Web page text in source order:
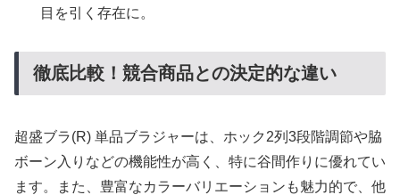
目を引く存在に。
徹底比較！競合商品との決定的な違い
超盛ブラ(R) 単品ブラジャーは、ホック2列3段階調節や脇
ボーン入りなどの機能性が高く、特に谷間作りに優れてい
ます。また、豊富なカラーバリエーションも魅力的で、他